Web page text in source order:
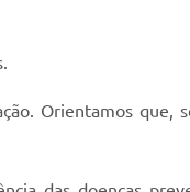
Orientamos que,